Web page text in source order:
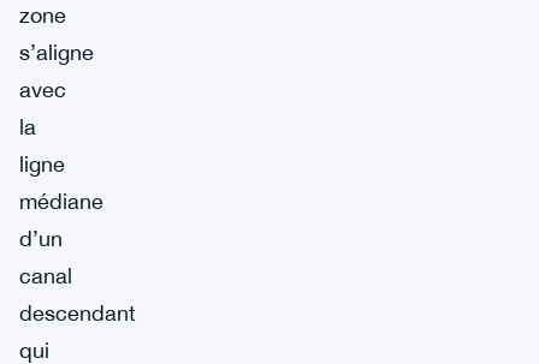
zone
s’aligne
avec
la
ligne
médiane
d’un
canal
descendant
qui